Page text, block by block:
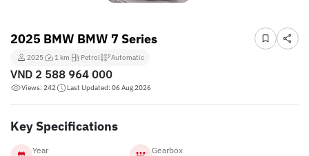
2025 BMW BMW 7 Series
2025 1 km Petrol Automatic
VND 2 588 964 000
Views: 242 Last Updated: 06 Aug 2026
Key Specifications
Year Gearbox